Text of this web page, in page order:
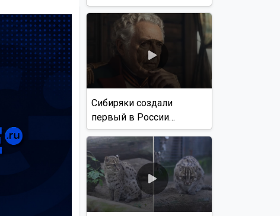
Новосибирске
Сибиряки создали
первый в России
документальный фильм
с использованием ИИ